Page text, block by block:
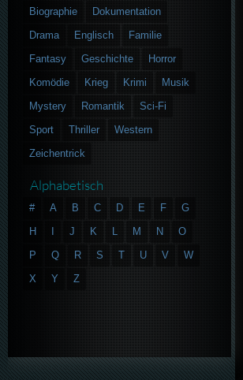
Biographie
Dokumentation
Drama
Englisch
Familie
Fantasy
Geschichte
Horror
Komödie
Krieg Krimi
Musik
Mystery
Romantik
Sci-Fi
Sport
Thriller
Western
Zeichentrick
Alphabetisch
# A B C D E F
G
H
J K L M N
O
P
Q R S T U V
W
X
Y Z